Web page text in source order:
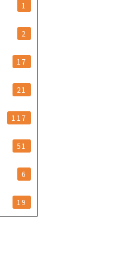
1
2
17
21
117
51
6
19